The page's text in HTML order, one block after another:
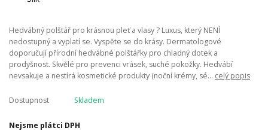
Hedvábný polštář pro krásnou pleť a vlasy ? Luxus, který NENÍ
nedostupný a vyplatí se. Vyspěte se do krásy. Dermatologové
doporučují přírodní hedvábné polštářky pro chladný dotek a
prodyšnost. Skvělé pro prevenci vrásek, suché pokožky. Hedvábí
nevsakuje a nestírá kosmetické produkty (noční krémy, sé... celý popis
Dostupnost Skladem
Nejsme plátci DPH